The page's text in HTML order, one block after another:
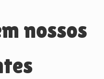
nossos